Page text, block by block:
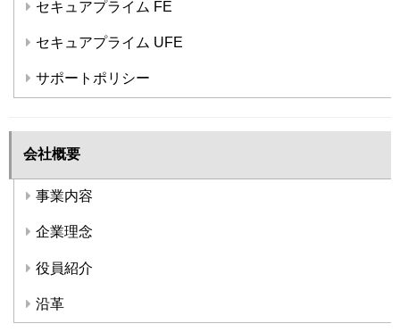
セキュアプライム FE
セキュアプライム UFE
サポートポリシー
会社概要
事業内容
企業理念
役員紹介
沿革